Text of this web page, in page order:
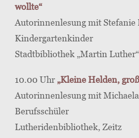
wollte“
Autorinnenlesung mit
Kindergartenkinder
Stadtbibliothek „Martin
10.00 Uhr „Kleine Helden,
Autorinnenlesung mit
Berufsschüler
Lutheridenbibliothek, Zeitz